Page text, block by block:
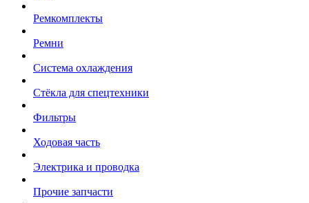
Ремкомплекты
Ремни
Система охлаждения
Стёкла для спецтехники
Фильтры
Ходовая часть
Электрика и проводка
Прочие запчасти